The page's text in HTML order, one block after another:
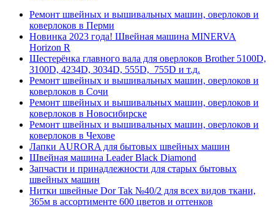
Ремонт швейных и вышивальных машин, оверлоков и
коверлоков в Перми
Новинка 2023 года! Швейная машина MINERVA
Horizon R
Шестерёнка главного вала для оверлоков Brother 5100D,
3100D, 4234D, 3034D, 555D, 755D и т.д.
Ремонт швейных и вышивальных машин, оверлоков и
коверлоков в Сочи
Ремонт швейных и вышивальных машин, оверлоков и
коверлоков в Новосибирске
Ремонт швейных и вышивальных машин, оверлоков и
коверлоков в Чехове
Лапки AURORA для бытовых швейных машин
Швейная машина Leader Black Diamond
Запчасти и принадлежности для старых бытовых
швейных машин
Нитки швейные Dor Tak №40/2 для всех видов ткани,
365м в ассортименте 600 цветов и оттенков